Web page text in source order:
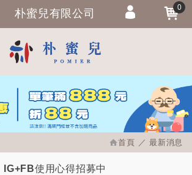
首頁 最新消息
IG+FB使用心得招募中
朴蜜兒有限公司 0
會員登入
會員註冊
忘記密碼
訂單查詢
匯款通知
繁體中文